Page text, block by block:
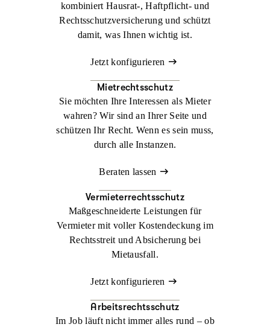
kombiniert Hausrat-, Haftpflicht- und
Rechtsschutzversicherung und schützt
damit, was Ihnen wichtig ist.
Jetzt konfigurieren
Mietrechtsschutz
Sie möchten Ihre Interessen als Mieter
wahren? Wir sind an Ihrer Seite und
schützen Ihr Recht. Wenn es sein muss,
durch alle Instanzen.
Beraten lassen
Vermieterrechtsschutz
Maßgeschneiderte Leistungen für
Vermieter mit voller Kostendeckung im
Rechtsstreit und Absicherung bei
Mietausfall.
Jetzt konfigurieren
Arbeitsrechtsschutz
Im Job läuft nicht immer alles rund – ob